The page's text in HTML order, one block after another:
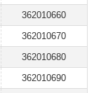
362010660
362010670
362010680
362010690